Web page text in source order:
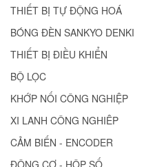
THIẾT BỊ TỰ ĐỘNG HOÁ
BÓNG ĐÈN SANKYO DENKI
THIẾT BỊ ĐIỀU KHIỂN
BỘ LỌC
KHỚP NỐI CÔNG NGHIỆP
XI LANH CÔNG NGHIÊP
CẢM BIẾN - ENCODER